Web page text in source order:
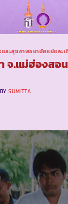
และสุขภาพอนามัยแม่และ
จ.แม่ฮ่องสอน
BYSUMITTA